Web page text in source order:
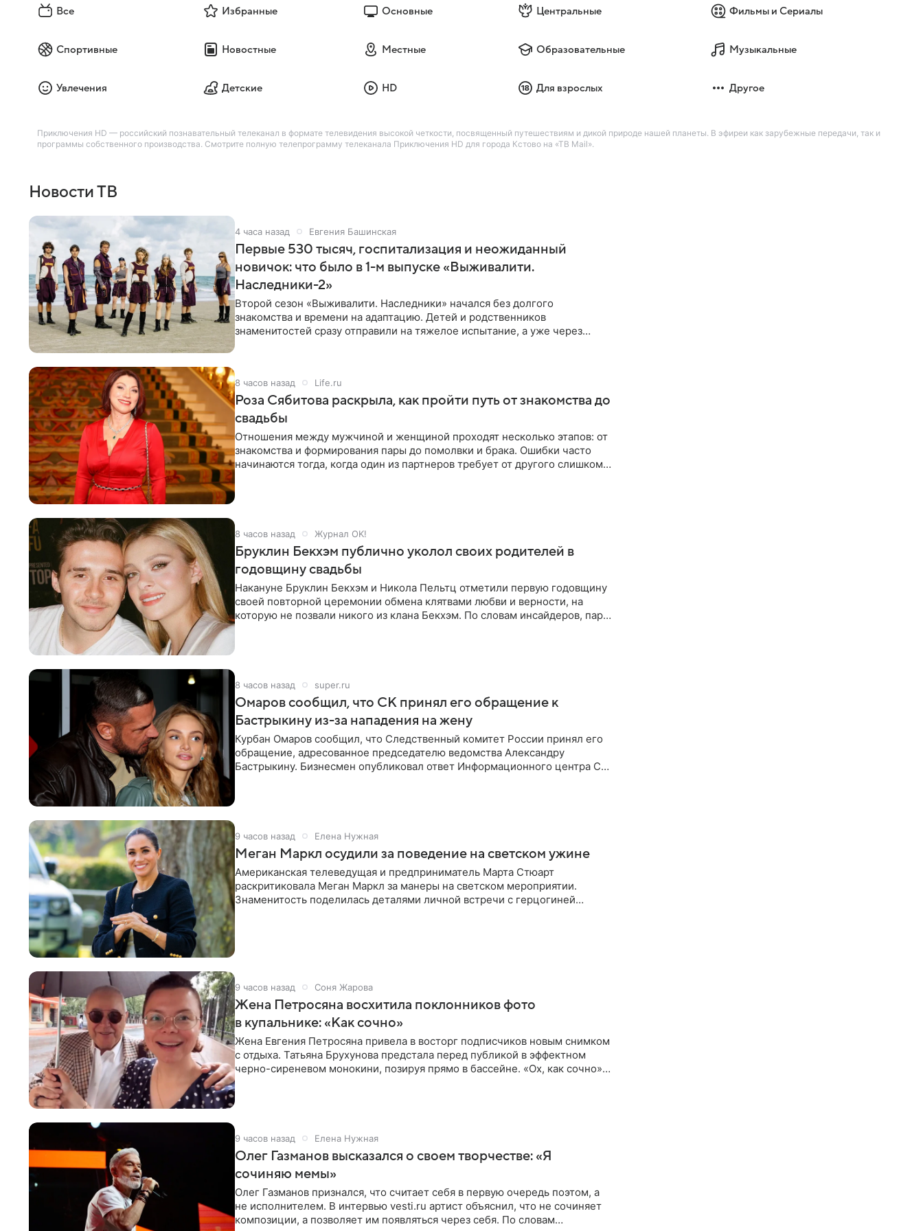
Все Избранные Основные Центральные Фильмы и Сериалы
Спортивные Новостные Местные Образовательные Музыкальные
Увлечения Детские HD Для взрослых Другое
Приключения HD — российский познавательный телеканал в формате телевидения высокой четкости, посвященный путешествиям и дикой природе нашей планеты. В эфиреи как зарубежные передачи, так и
программы собственного производства. Смотрите полную телепрограмму телеканала Приключения HD для города Кстово на «ТВ Mail».
Новости ТВ
4 часа назад Евгения Башинская
Первые 530 тысяч, госпитализация и неожиданный
новичок: что было в 1-м выпуске «Выживалити.
Наследники-2»
Второй сезон «Выживалити. Наследники» начался без долгого
знакомства и времени на адаптацию. Детей и родственников
знаменитостей сразу отправили на тяжелое испытание, а уже через
8 часов назад Life.ru
Роза Сябитова раскрыла, как пройти путь от знакомства до
свадьбы
Отношения между мужчиной и женщиной проходят несколько этапов: от
знакомства и формирования пары до помолвки и брака. Ошибки часто
начинаются тогда, когда один из партнеров требует от другого слишком
8 часов назад Журнал OK!
Бруклин Бекхэм публично уколол своих родителей в
годовщину свадьбы
Накануне Бруклин Бекхэм и Никола Пельтц отметили первую годовщину
своей повторной церемонии обмена клятвами любви и верности, на
которую не позвали никого из клана Бекхэм. По словам инсайдеров, пара
8 часов назад super.ru
Омаров сообщил, что СК принял его обращение к
Бастрыкину из-за нападения на жену
Курбан Омаров сообщил, что Следственный комитет России принял его
обращение, адресованное председателю ведомства Александру
Бастрыкину. Бизнесмен опубликовал ответ Информационного центра СК
9 часов назад Елена Нужная
Меган Маркл осудили за поведение на светском ужине
Американская телеведущая и предприниматель Марта Стюарт
раскритиковала Меган Маркл за манеры на светском мероприятии.
Знаменитость поделилась деталями личной встречи с герцогиней
9 часов назад Соня Жарова
Жена Петросяна восхитила поклонников фото
в купальнике: «Как сочно»
Жена Евгения Петросяна привела в восторг подписчиков новым снимком
с отдыха. Татьяна Брухунова предстала перед публикой в эффектном
черно-сиреневом монокини, позируя прямо в бассейне. «Ох, как сочно»,
9 часов назад Елена Нужная
Олег Газманов высказался о своем творчестве: «Я
сочиняю мемы»
Олег Газманов признался, что считает себя в первую очередь поэтом, а
не исполнителем. В интервью vesti.ru артист объяснил, что не сочиняет
композиции, а позволяет им появляться через себя. По словам